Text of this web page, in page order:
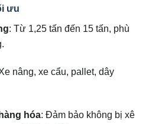
ưu
: Từ 1,25 tấn đến 15 tấn, phù
nâng, xe cẩu, pallet, dây
hóa: Đảm bảo không bị xê